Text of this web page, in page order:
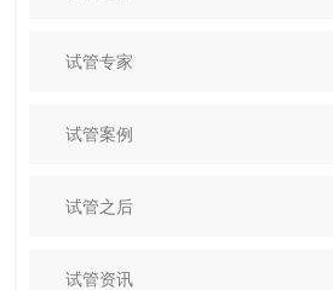
试管专家
试管案例
试管之后
试管资讯